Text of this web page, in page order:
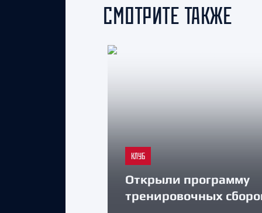
СМОТРИТЕ ТАКЖЕ
КЛУБ
Открыли программу
тренировочных